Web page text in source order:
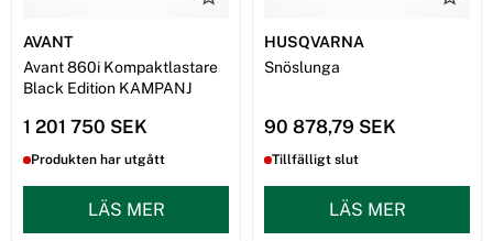
AVANT
Avant 860i Kompaktlastare
Black Edition KAMPANJ
1 201 750 SEK
Produkten har utgått
LÄS MER
HUSQVARNA
Snöslunga
90 878,79 SEK
Tillfälligt slut
LÄS MER